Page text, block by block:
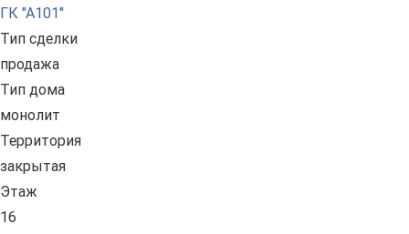
ГК "А101"
Тип сделки
продажа
Тип дома
монолит
Территория
закрытая
Этаж
16